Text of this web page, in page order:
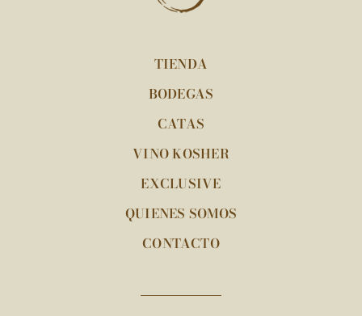
TIENDA
BODEGAS
CATAS
VINO KOSHER
EXCLUSIVE
QUIENES SOMOS
CONTACTO